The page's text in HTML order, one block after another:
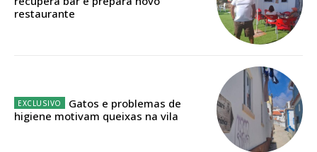
Acesso ao conteúdo online
Escolha o plano
restaurante
Gatos e problemas de
higiene motivam queixas na vila